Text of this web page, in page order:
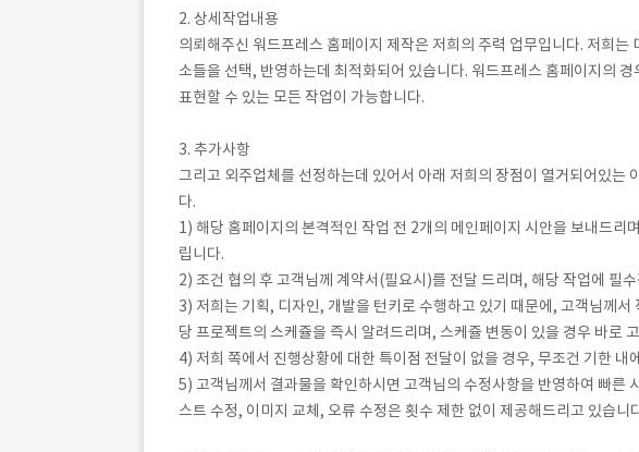
2. 상세작업내용
의뢰해주신 워드프레스 홈페이지 제작은 저희의 주력 업무입니다. 저희
소들을 선택, 반영하는데 최적화되어 있습니다. 워드프레스 홈페이지의
표현할 수 있는 모든 작업이 가능합니다.
3. 추가사항
그리고 외주업체를 선정하는데 있어서 아래 저희의 장점이 열거되어있는
다.
1) 해당 홈페이지의 본격적인 작업 전 2개의 메인페이지 시안을 보내드리
립니다.
2) 조건 협의 후 고객님께 계약서(필요시)를 전달 드리며, 해당 작업에 필
3) 저희는 기획, 디자인, 개발을 턴키로 수행하고 있기 때문에, 고객님께
당 프로젝트의 스케쥴을 즉시 알려드리며, 스케쥴 변동이 있을 경우 바로
4) 저희 쪽에서 진행상황에 대한 특이점 전달이 없을 경우, 무조건 기한 내
5) 고객님께서 결과물을 확인하시면 고객님의 수정사항을 반영하여 빠른
스트 수정, 이미지 교체, 오류 수정은 횟수 제한 없이 제공해드리고 있습니